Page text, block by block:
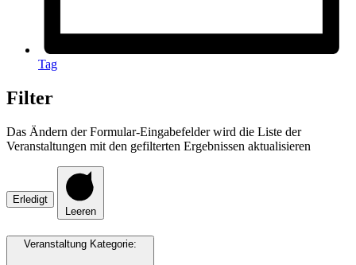
Tag
Filter
Das Ändern der Formular-Eingabefelder wird die Liste der
Veranstaltungen mit den gefilterten Ergebnissen aktualisieren
Erledigt
Leeren
Veranstaltung Kategorie: